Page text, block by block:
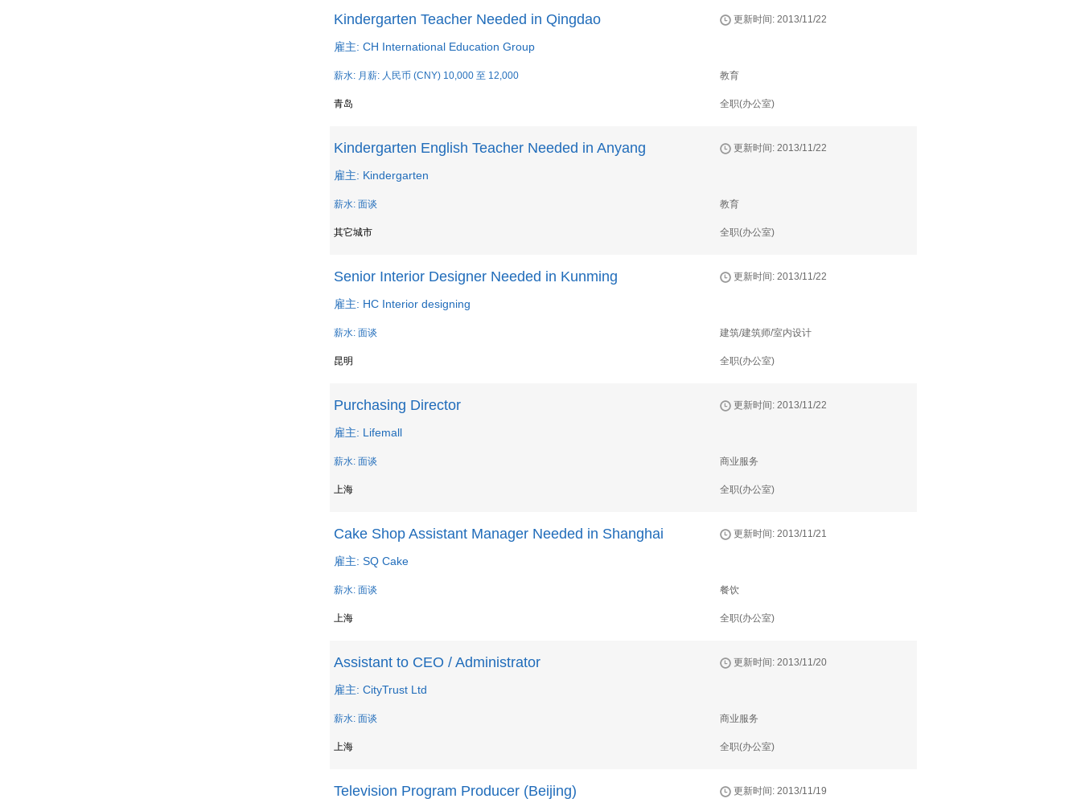
Kindergarten Teacher Needed in Qingdao 更新时间: 2013/11/22
雇主: CH International Education Group
薪水: 月薪: 人民币 (CNY) 10,000 至 12,000 教育
青岛 全职(办公室)
Kindergarten English Teacher Needed in Anyang 更新时间: 2013/11/22
雇主: Kindergarten
薪水: 面谈 教育
其它城市 全职(办公室)
Senior Interior Designer Needed in Kunming 更新时间: 2013/11/22
雇主: HC Interior designing
薪水: 面谈 建筑/建筑师/室内设计
昆明 全职(办公室)
Purchasing Director 更新时间: 2013/11/22
雇主: Lifemall
薪水: 面谈 商业服务
上海 全职(办公室)
Cake Shop Assistant Manager Needed in Shanghai 更新时间: 2013/11/21
雇主: SQ Cake
薪水: 面谈 餐饮
上海 全职(办公室)
Assistant to CEO / Administrator 更新时间: 2013/11/20
雇主: CityTrust Ltd
薪水: 面谈 商业服务
上海 全职(办公室)
Television Program Producer (Beijing) 更新时间: 2013/11/19